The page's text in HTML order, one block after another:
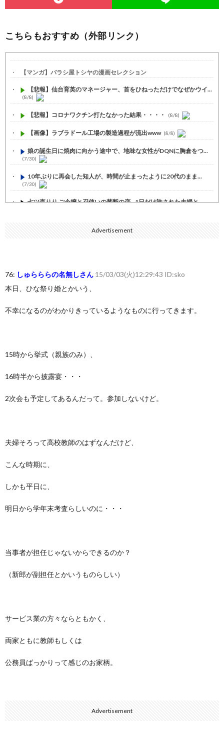
こちらもおすすめ（外部リンク）
【マンガ】バラシ屋トシヤの漫画セレクション
【悲報】仙台育英のマネージャー、首をひねっただけでなぜかウイ...
(8/8)
【悲報】コロナワクチン打たなかった結果・・・・ (8/8)
【画像】ラブラドール工場の製造過程が流出www (8/8)
娘の誕生日に焼肉に向かう途中で、地味な女性がDQNに胸倉をつ...
(7/30)
10年ぶりに再会した知人が、時間が止まったように20代のまま...
(7/30)
七ツ森りり ご令嬢と召使いの禁断の恋…1日だけ許された夫婦と...
娘の誕生日に焼肉に向かう途中で、地味な女性がDQNに胸倉をつ...
いきなり円高 (7/30)
【セール】Apple Apple Watch、iPhoneや...
人体の中身が左右非対称なのは繊毛が回転運動をして左側に流れが...
(7/30)
Powered by livedoor 相互RSS
Advertisement
76: しゅらららの名無しさん 15/03/03(火)12:29:43 ID:sko
本日、ひな祭り婚とかいう、
不幸になるのがわかりきっているようなものに行ってきます。
15時から挙式（親族のみ）、
16時半から披露宴・・・
2次会も予定してあるんだって。参加しないけど。
夫婦そろって高校教師のはずなんだけど、
こんな時期に、
しかも平日に、
明日から学年末考査らしいのに・・・
当事者が担任じゃないからできるのか？
（新郎が副担任とかいうものらしい）
サービス業の方々ならともかく、
両家ともに教師もしくは
公務員ばっかりって感じのお家柄。
Advertisement